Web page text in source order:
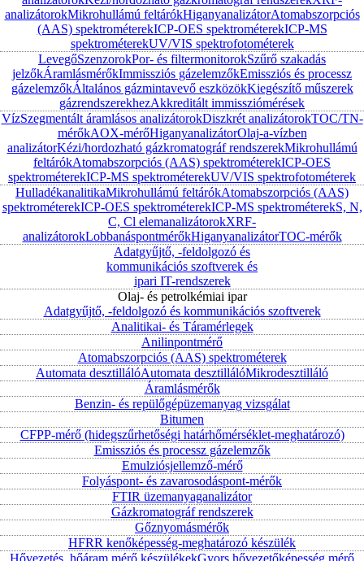
analizátorokMikrohullámú feltárókHiganyanalizátorAtomabszorpciós
(AAS) spektrométerekICP-OES spektrométerekICP-MS
spektrométerekUV/VIS spektrofotométerek
LevegőSzenzorokPor- és filtermonitorokSzűrő szakadás
jelzőkÁramlásmérőkImmissziós gázelemzőkEmissziós és processz
gázelemzőkÁltalános gázmintavevő eszközökKiegészítő műszerek
gázrendszerekhezAkkreditált immissziómérések
VízSzegmentált áramlásos analizátorokDiszkrét analizátorokTOC/TN-
mérőkAOX-mérőHiganyanalizátorOlaj-a-vízben
analizátorKézi/hordozható gázkromatográf rendszerekMikrohullámú
feltárókAtomabszorpciós (AAS) spektrométerekICP-OES
spektrométerekICP-MS spektrométerekUV/VIS spektrofotométerek
HulladékanalitikaMikrohullámú feltárókAtomabszorpciós (AAS)
spektrométerekICP-OES spektrométerekICP-MS spektrométerekS, N,
C, Cl elemanalizátorokXRF-
analizátorokLobbanáspontmérőkHiganyanalizátorTOC-mérők
Adatgyűjtő, -feldolgozó és
kommunikációs szoftverek és
ipari IT-rendszerek
Olaj- és petrolkémiai ipar
Adatgyűjtő, -feldolgozó és kommunikációs szoftverek
Analitikai- és Táramérlegek
Anilinpontmérő
Atomabszorpciós (AAS) spektrométerek
Automata desztillálóAutomata desztillálóMikrodesztilláló
Áramlásmérők
Benzin- és repülőgépüzemanyag vizsgálat
Bitumen
CFPP-mérő (hidegszűrhetőségi határhőmérséklet-meghatározó)
Emissziós és processz gázelemzők
Emulziósjellemző-mérő
Folyáspont- és zavarosodáspont-mérők
FTIR üzemanyaganalizátor
Gázkromatográf rendszerek
Gőznyomásmérők
HFRR kenőképesség-meghatározó készülék
Hővezetés, hőáram mérő készülékekGyors hővezetőképesség mérő